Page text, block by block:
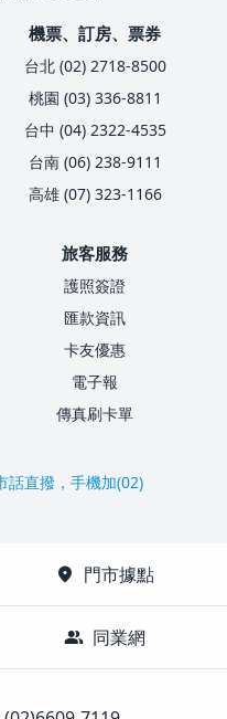
機票、訂房、票券
台北 (02) 2718-8500
桃園 (03) 336-8811
台中 (04) 2322-4535
台南 (06) 238-9111
高雄 (07) 323-1166
旅客服務
護照簽證
匯款資訊
卡友優惠
電子報
傳真刷卡單
話直撥，手機加(02)
location_on 門市據點
group 同業網